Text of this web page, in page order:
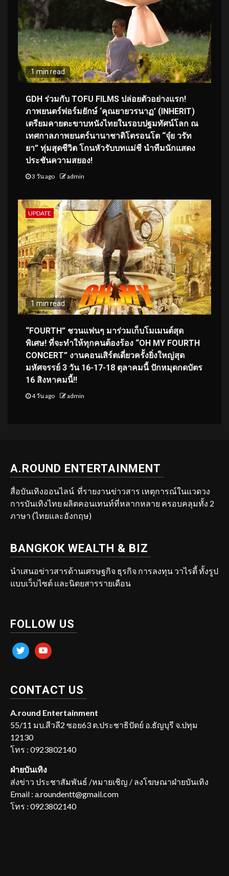
1 min read
GDH ร่วมกับ TOFU FILMS ปล่อยตัวอย่างแรก!
ภาพยนตร์ฟอร์มยักษ์ ‘คุณยายวรนาฏ’ (INHERIT)
เตรียมคายตะขาบหนังไทยในรอบปฐมทัศน์โลก ณ
เทศกาลภาพยนตร์นานาชาติโตรอนโต “จุ๋ย วรัท
ยา” ทุ่มสุดชีวิต โกนหัวรับบทแม่ชี นำทีมนักแสดง
ประชันความสยอง!
3 วัน ago admin
UPDATE
1 min read
“FOURTH” ชวนแฟนๆ มาร่วมเก็บโมเมนต์สุด
พิเศษ! ที่จะทำให้ทุกคนต้องร้อง “OH MY FOURTH
CONCERT” งานคอนเสิร์ตเดี่ยวครั้งยิ่งใหญ่สุด
มหัศจรรย์ 3 วัน 16-17-18 ตุลาคมนี้ ปักหมุดกดบัตร
16 สิงหาคมนี้!!
4 วัน ago admin
A.ROUND ENTERTAINMENT
สื่อบันเทิงออนไลน์ ที่รายงานข่าวสาร เหตุการณ์ในแวดวง
การบันเทิงไทย ผลิตคอนเทนท์ที่หลากหลาย ครอบคลุมทั้ง 2
ภาษา (ไทยและอังกฤษ)
BANGKOK WEALTH & BIZ
นำเสนอข่าวสารด้านเศรษฐกิจ ธุรกิจ การลงทุน วาไรตี้ ทั้งรูป
แบบเว็บไซต์ และนิตยสารรายเดือน
FOLLOW US
twitter youtube
CONTACT US
A.round Entertainment
55/11 มบ.สีวลี2 ซอย63 ต.ประชาธิปัตย์ อ.ธัญบุรี จ.ปทุม
12130
โทร : 0923802140
ฝ่ายบันเทิง
ส่งข่าว ประชาสัมพันธ์ /หมายเชิญ / ลงโฆษณาฝ่ายบันเทิง
Email : a.roundentt@gmail.com
โทร : 0923802140